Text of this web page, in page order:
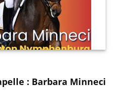
: Barbara Minneci